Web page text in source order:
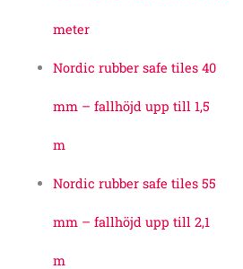
meter
Nordic rubber safe tiles 40
mm – fallhöjd upp till 1,5
m
Nordic rubber safe tiles 55
mm – fallhöjd upp till 2,1
m